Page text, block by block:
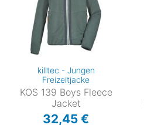
killtec - Jungen
Freizeitjacke
KOS 139 Boys Fleece
Jacket
32,45 €